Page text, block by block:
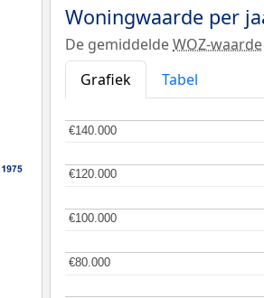
Woningwaarde per
De gemiddeldeWOZ-waarde
Grafiek
Tabel
€80.000
€80.000
€100.000
€100.000
€120.000
€120.000
€140.000
€140.000